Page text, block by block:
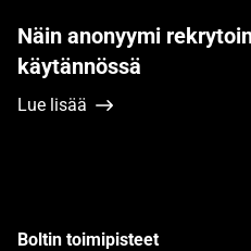
Näin anonyymi
käytännössä
Lue lisää
Boltin toimipisteet